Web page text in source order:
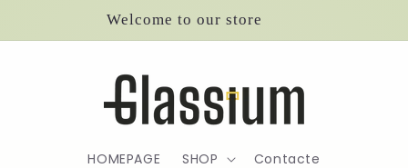
Welcome to our store
HOMEPAGE SHOP Contacte